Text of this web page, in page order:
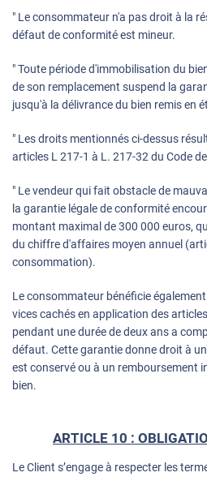
" Le consommateur n'a pas droit à la
défaut de conformité est mineur.
" Toute période d'immobilisation du
de son remplacement suspend la
jusqu'à la délivrance du bien remis en
" Les droits mentionnés ci-dessus
articles L 217-1 à L. 217-32 du Code
" Le vendeur qui fait obstacle de
la garantie légale de conformité
montant maximal de 300 000 euros,
du chiffre d'affaires moyen annuel
consommation).
Le consommateur bénéficie
vices cachés en application des
pendant une durée de deux ans a
défaut. Cette garantie donne droit à
est conservé ou à un remboursement
bien.
ARTICLE 10 :
Le Client s’engage à respecter les